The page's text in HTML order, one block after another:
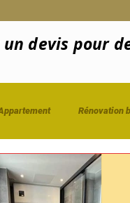
devis pour
Rénovation
de rénovation Paris